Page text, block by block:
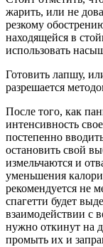
жарить, или не
резкому
находящейся в
использовать
Готовить лапшу,
разрешается
После того, как
интенсивность
постепенно
остановить свой
измельчаются и
уменьшения
рекомендуется не
спагетти будет
взаимодействии с
нужно откинут на
промыть их и